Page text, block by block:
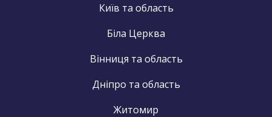
Київ та область
Біла Церква
Вінниця та область
Дніпро та область
Житомир